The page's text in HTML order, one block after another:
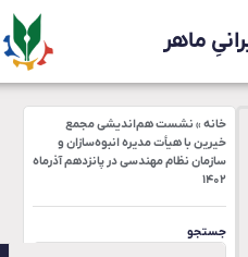
ماهر
»نشست هم‌اندیشی مجمع
خیرین با هیأت مدیره انبوه‌سازان و
سازمان نظام مهندسی در پانزدهم آذرماه
جستجو